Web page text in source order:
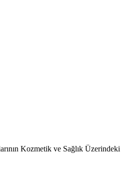
Kozmetik ve Sağlık Üzerindeki